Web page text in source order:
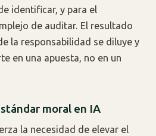
identificar, y para el
de auditar. El resultado
la responsabilidad se diluye y
en una apuesta, no en un
moral en IA
la necesidad de elevar el